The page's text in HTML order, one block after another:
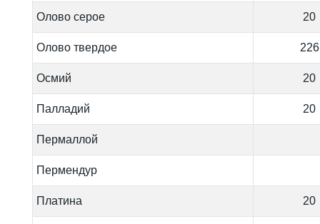
Олово серое 20
Олово твердое 226
Осмий 20
Палладий 20
Пермаллой
Пермендур
Платина 20